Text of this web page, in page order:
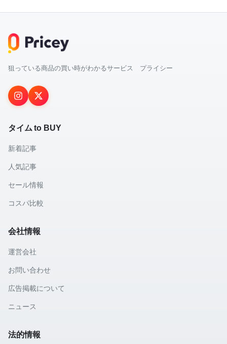
狙っている商品の買い時がわかるサービス プライシー
タイム to BUY
新着記事
人気記事
セール情報
コスパ比較
会社情報
運営会社
お問い合わせ
広告掲載について
ニュース
法的情報